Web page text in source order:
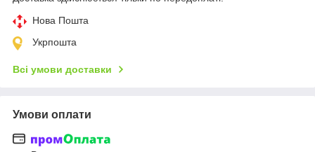
Нова Пошта
Укрпошта
Всі умови доставки
Умови оплати